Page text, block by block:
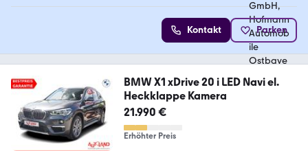
Kontakt Parken
BMW X1 xDrive 20 i LED Navi el.
Heckklappe Kamera
21.990 €
Erhöhter Preis